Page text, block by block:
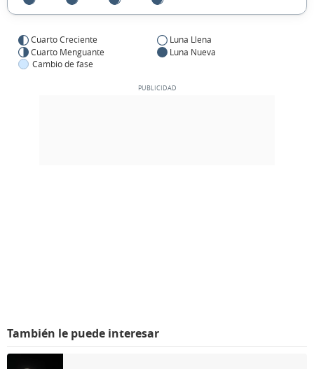
Cuarto Creciente
Luna Llena
Cuarto Menguante
Luna Nueva
Cambio de fase
También le puede interesar